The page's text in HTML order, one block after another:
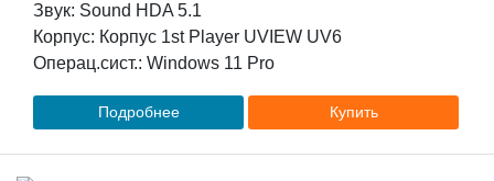
Звук: Sound HDA 5.1
Корпус: Корпус 1st Player UVIEW UV6
Операц.сист.: Windows 11 Pro
Подробнее Купить